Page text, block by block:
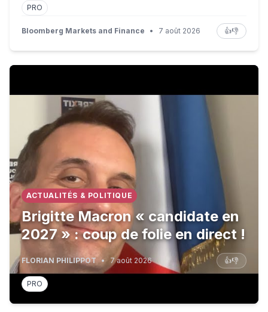
PRO
Bloomberg Markets and Finance • 7 août 2026 👍👎
Brigitte Macron « candidate en 2027 » : coup de folie en
ACTUALITÉS & POLITIQUE
Brigitte Macron « candidate en
2027 » : coup de folie en direct !
FLORIAN PHILIPPOT • 7 août 2026 👍👎
PRO